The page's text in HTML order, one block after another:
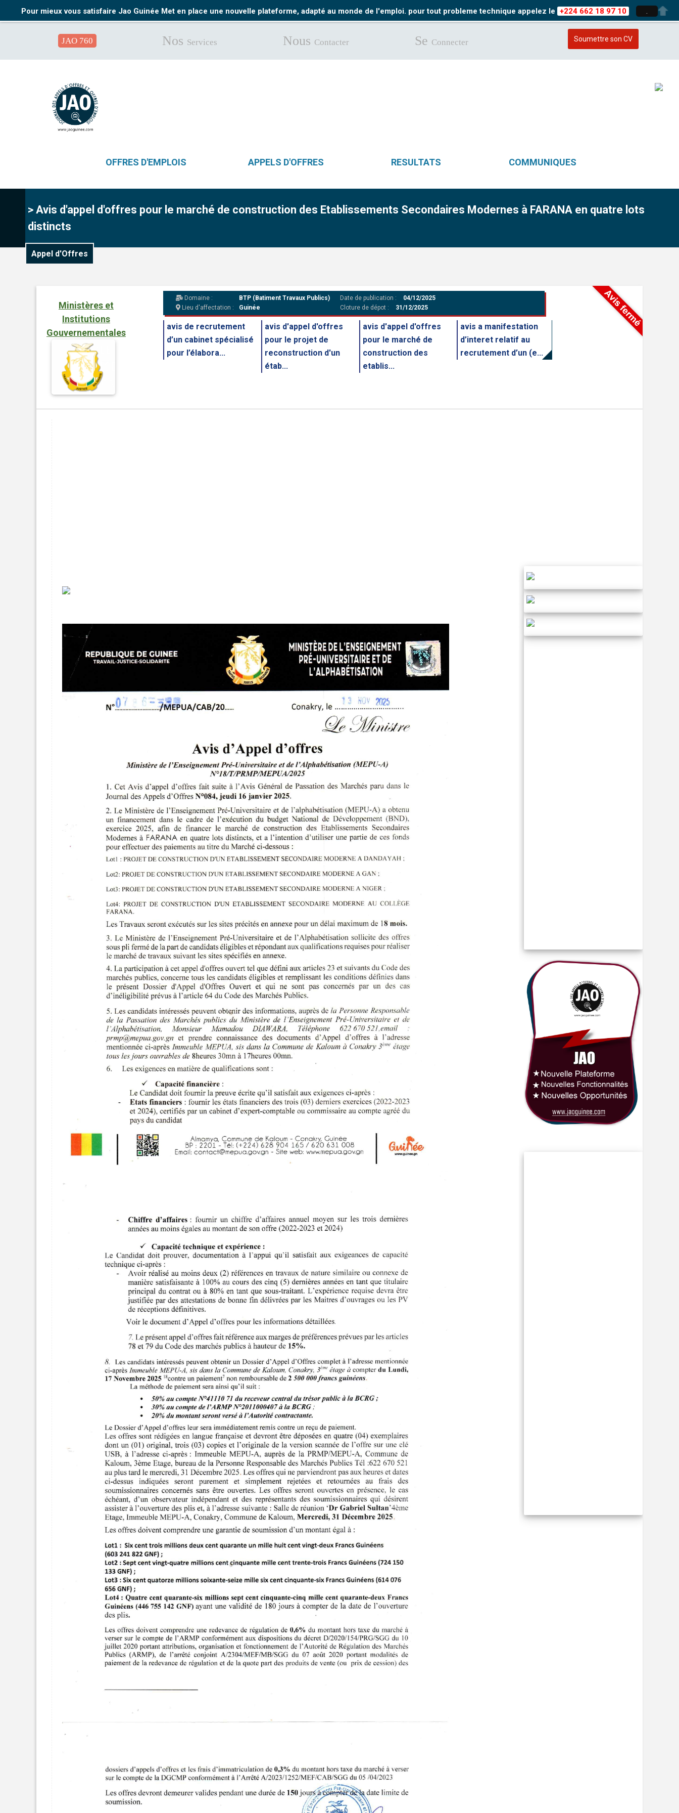
Pour mieux vous satisfaire Jao Guinée Met en place une nouvelle plateforme, adapté au monde de l'emploi. pour tout probleme technique appelez le +224 662 18 97 10
JAO 760 Nos Services Nous Contacter Se Connecter Soumettre son CV
OFFRES D'EMPLOIS APPELS D'OFFRES RESULTATS COMMUNIQUES
> Avis d'appel d'offres pour le marché de construction des Etablissements Secondaires Modernes à FARANA en quatre lots
distincts
Appel d'Offres
Ministères et
Institutions
Gouvernementales
Domaine :
BTP (Batiment Travaux Publics)
Lieu d'affectation :
Guinée
Date de publication :
04/12/2025
Cloture de dépot :
31/12/2025
avis de recrutement
d’un cabinet spécialisé
pour l’élabora...
avis d'appel d'offres
pour le projet de
reconstruction d'un
étab...
avis d'appel d'offres
pour le marché de
construction des
etablis...
avis a manifestation
d’interet relatif au
recrutement d’un (e...